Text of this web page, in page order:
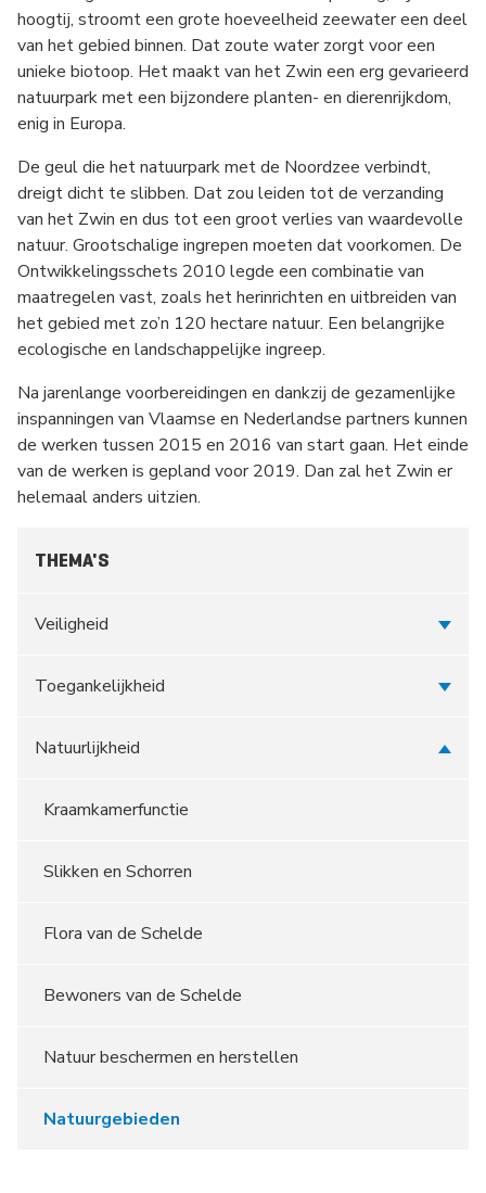
hoogtij, stroomt een grote hoeveelheid zeewater een deel
van het gebied binnen. Dat zoute water zorgt voor een
unieke biotoop. Het maakt van het Zwin een erg gevarieerd
natuurpark met een bijzondere planten- en dierenrijkdom,
enig in Europa.
De geul die het natuurpark met de Noordzee verbindt,
dreigt dicht te slibben. Dat zou leiden tot de verzanding
van het Zwin en dus tot een groot verlies van waardevolle
natuur. Grootschalige ingrepen moeten dat voorkomen. De
Ontwikkelingsschets 2010 legde een combinatie van
maatregelen vast, zoals het herinrichten en uitbreiden van
het gebied met zo’n 120 hectare natuur. Een belangrijke
ecologische en landschappelijke ingreep.
Na jarenlange voorbereidingen en dankzij de gezamenlijke
inspanningen van Vlaamse en Nederlandse partners kunnen
de werken tussen 2015 en 2016 van start gaan. Het einde
van de werken is gepland voor 2019. Dan zal het Zwin er
helemaal anders uitzien.
THEMA'S
Veiligheid
Toegankelijkheid
Natuurlijkheid
Kraamkamerfunctie
Slikken en Schorren
Flora van de Schelde
Bewoners van de Schelde
Natuur beschermen en herstellen
Natuurgebieden